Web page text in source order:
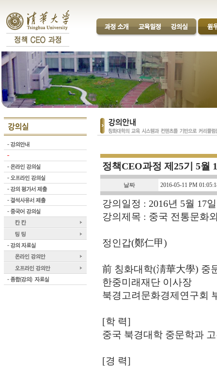
정책CEO과정 제25기 5월
날짜 2016-05-11 PM
강의일정 : 2016년 5월 17일
강의제목 : 중국 전통문화
정인갑(鄭仁甲)
前 칭화대학(淸華大學) 중
한중미래재단 이사장
북경고려문화경제연구회
[학 력]
중국 북경대학 중문학과
[경 력]